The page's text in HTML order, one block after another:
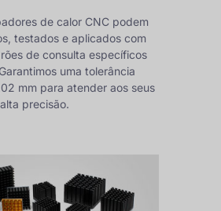
de calor CNC podem
testados e aplicados com
de consulta específicos
uma tolerância
mm para atender aos seus
precisão.